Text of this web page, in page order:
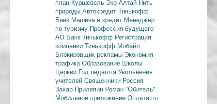
план Куршевель Эко Алтай Нить
природы Автокредит Тинькофф
Банк Машина в кредит Менеджер
по туризму Профессия будущего
АО Банк Тинькофф Регистрация
компании Тинькофф Мобайл
Блокировщик рекламы Экономия
трафика Образование Школы
Церкви Год педагога Увольнения
учителей Священники Россия
Захар Прилепин Роман "Обитель"
Мобильное приложение Оплата по